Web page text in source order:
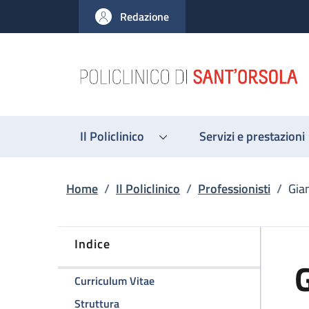
al contenuto principale
to footer content
Redazione
Il Policlinico Servizi e prestazioni
Briciole di pane
Home / Il Policlinico / Professionisti /
Indice
Curriculum Vitaedella pagina Gianluigi Pinelli
Strutturadella pagina Gianluigi Pinelli